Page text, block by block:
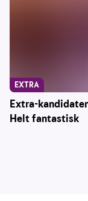
Extra-
Helt fantastisk
EXTRA